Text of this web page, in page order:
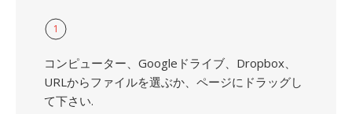
1
コンピューター、Googleドライブ、Dropbox、
URLからファイルを選ぶか、ページにドラッグし
て下さい.